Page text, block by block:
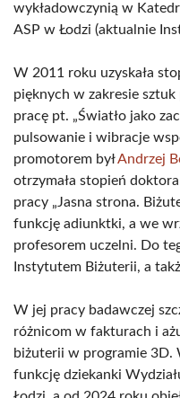
wykładowczynią w
ASP w Łodzi (aktualnie
W 2011 roku uzyskała
pięknych w zakresie
pracę pt. „Światło jako
pulsowanie i wibracje
promotorem byłAndrzej
otrzymała stopień
pracy „Jasna strona.
funkcję adiunktki, a we
profesorem uczelni. Do
Instytutem Biżuterii, a
W jej pracy badawczej
różnicom w fakturach i
biżuterii w programie 3D.
funkcję dziekanki